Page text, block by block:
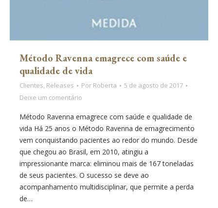
Método Ravenna emagrece com saúde e
qualidade de vida
Clientes, Releases Por Roberta
5 de agosto de 2017
Deixe um comentário
Método Ravenna emagrece com saúde e qualidade de
vida Há 25 anos o Método Ravenna de emagrecimento
vem conquistando pacientes ao redor do mundo. Desde
que chegou ao Brasil, em 2010, atingiu a
impressionante marca: eliminou mais de 167 toneladas
de seus pacientes. O sucesso se deve ao
acompanhamento multidisciplinar, que permite a perda
de…